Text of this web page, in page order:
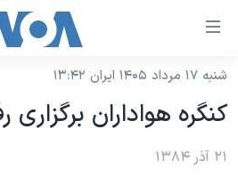
لینکهای
دسترسی
جهش
محتوای
نسخه سبک وب‌سایت
موضوع ها
شنبه ۱۷ مرداد ۱۴۰۵ ایران ۱۳:۴۲
کنگره هواداران برگزاری
۲۱ آذر ۱۳۸۴